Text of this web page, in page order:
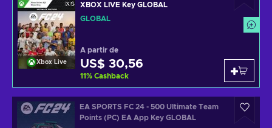
Xbox Live
XBOX LIVE Key GLOBAL
GLOBAL
A partir de
US$ 30,56
11% Cashback
EA SPORTS FC 24 - 500 Ultimate Team
Points (PC) EA App Key GLOBAL